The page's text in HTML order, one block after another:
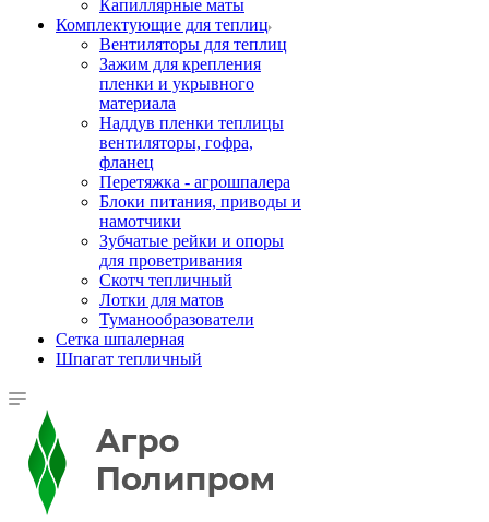
Капиллярные маты
Комплектующие для теплиц
Вентиляторы для теплиц
Зажим для крепления
пленки и укрывного
материала
Наддув пленки теплицы
вентиляторы, гофра,
фланец
Перетяжка - агрошпалера
Блоки питания, приводы и
намотчики
Зубчатые рейки и опоры
для проветривания
Скотч тепличный
Лотки для матов
Туманообразователи
Сетка шпалерная
Шпагат тепличный